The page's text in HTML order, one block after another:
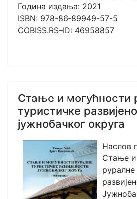
Година издања: 2021
ISBN: 978-86-89949-57-5
COBISS.RS–ID: 46958857
Стање и могућности
туристичке
јужнобачког округа
Наслов
Стање и